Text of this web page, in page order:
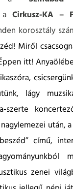
Cirkusz-KA –
korosztály
Miről
itt!
lágy
után,
című,
zenei